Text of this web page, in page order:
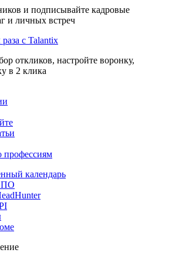
и подписывайте кадровые
и личных встреч
с Talantix
откликов, настройте воронку,
в 2 клика
профессиям
календарь
ПО